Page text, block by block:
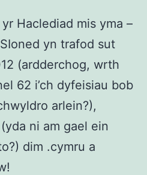
Haclediad mis yma –
yn trafod sut
(ardderchog, wrth
62 i’ch dyfeisiau bob
arlein?),
ni am gael ein
dim .cymru a